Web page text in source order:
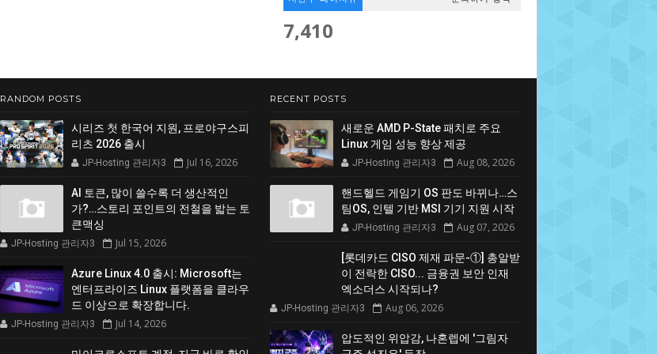
7,410
RANDOM POSTS
시리즈 첫 한국어 지원, 프로야구스피
리츠 2026 출시
JP-Hosting 관리자3 Jul 16, 2026
AI 토큰, 많이 쓸수록 더 생산적인
가?…스토리 포인트의 전철을 밟는 토
큰맥싱
JP-Hosting 관리자3 Jul 15, 2026
Azure Linux 4.0 출시: Microsoft는
엔터프라이즈 Linux 플랫폼을 클라우
드 이상으로 확장합니다.
JP-Hosting 관리자3 Jul 14, 2026
RECENT POSTS
새로운 AMD P-State 패치로 주요
Linux 게임 성능 향상 제공
JP-Hosting 관리자3 Aug 08, 2026
핸드헬드 게임기 OS 판도 바뀌나…스
팀OS, 인텔 기반 MSI 기기 지원 시작
JP-Hosting 관리자3 Aug 07, 2026
[롯데카드 CISO 제재 파문-①] 총알받
이 전락한 CISO... 금융권 보안 인재
엑소더스 시작되나?
JP-Hosting 관리자3 Aug 06, 2026
압도적인 위압감, 나혼렙에 '그림자